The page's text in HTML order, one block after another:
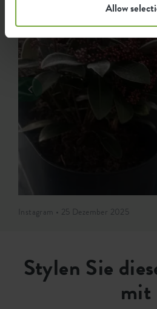
Allow
Instagram • 25 Dezember 2025
Stylen Sie
mit